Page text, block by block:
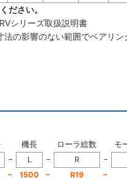
ださい。
シリーズ取扱説明書
法の影響のない範囲でベアリ
機長 ローラ総数
モ
− L − R
−
− 1500 − R19
−